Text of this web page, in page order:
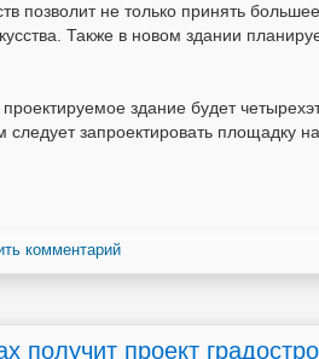
позволит не только принять
Также в новом здании
проектируемое здание будет
следует запроектировать площадку
комментарий
получит проект